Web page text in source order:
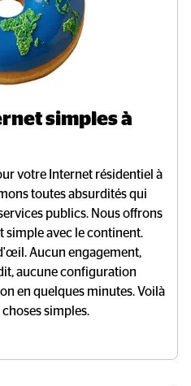
simples à
votre Internet résidentiel à
toutes absurdités qui
publics. Nous offrons
simple avec le continent.
Aucun engagement,
aucune configuration
en quelques minutes. Voilà
simples.